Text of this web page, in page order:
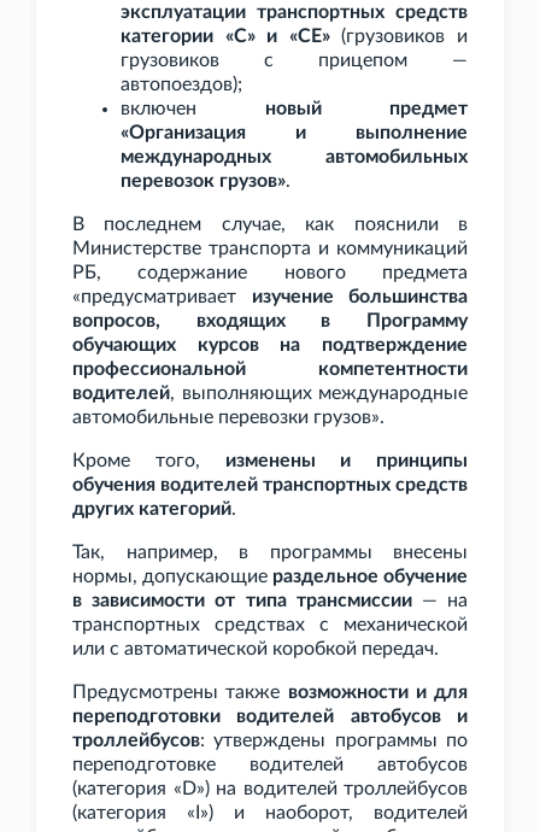
эксплуатации транспортных средств
категории «C» и «CE»(грузовиков и
грузовиков с прицепом —
автопоездов);
включен новый предмет
«Организация и выполнение
международных автомобильных
перевозок грузов».
В последнем случае, как пояснили в
Министерстве транспорта и коммуникаций
РБ, содержание нового предмета
«предусматривает изучение большинства
вопросов, входящих в Программу
обучающих курсов на подтверждение
профессиональной компетентности
водителей, выполняющих международные
автомобильные перевозки грузов».
Кроме того, изменены и принципы
обучения водителей транспортных средств
других категорий.
Так, например, в программы внесены
нормы, допускающие раздельное обучение
в зависимости от типа трансмиссии— на
транспортных средствах с механической
или с автоматической коробкой передач.
Предусмотрены также возможности и для
переподготовки водителей автобусов и
троллейбусов: утверждены программы по
переподготовке водителей автобусов
(категория «D») на водителей троллейбусов
(категория «I») и наоборот, водителей